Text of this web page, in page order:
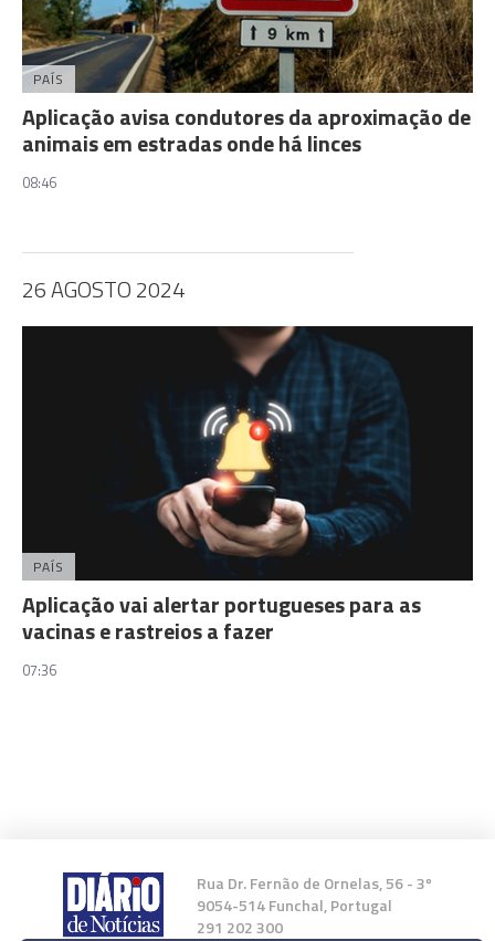
PAÍS
Aplicação avisa condutores da aproximação de
animais em estradas onde há linces
08:46
26 AGOSTO 2024
PAÍS
Aplicação vai alertar portugueses para as
vacinas e rastreios a fazer
07:36
Rua Dr. Fernão de Ornelas, 56 - 3º
9054-514 Funchal, Portugal
291 202 300